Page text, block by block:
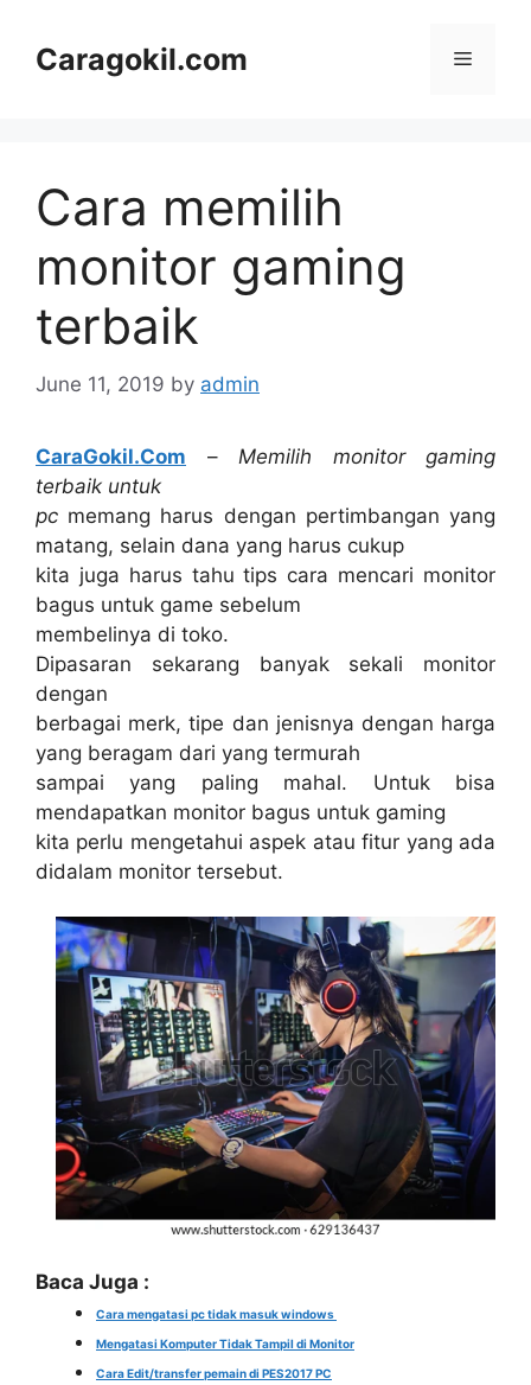
contentCaragokil.com Menu
Cara memilih
monitor gaming
terbaik
June 11, 2019 by admin
CaraGokil.Com – Memilih monitor gaming
terbaik untuk
pc memang harus dengan pertimbangan yang
matang, selain dana yang harus cukup
kita juga harus tahu tips cara mencari monitor
bagus untuk game sebelum
membelinya di toko.
Dipasaran sekarang banyak sekali monitor
dengan
berbagai merk, tipe dan jenisnya dengan harga
yang beragam dari yang termurah
sampai yang paling mahal. Untuk bisa
mendapatkan monitor bagus untuk gaming
kita perlu mengetahui aspek atau fitur yang ada
didalam monitor tersebut.
Baca Juga :
Cara mengatasi pc tidak masuk windows
Mengatasi Komputer Tidak Tampil di Monitor
Cara Edit/transfer pemain di PES2017 PC